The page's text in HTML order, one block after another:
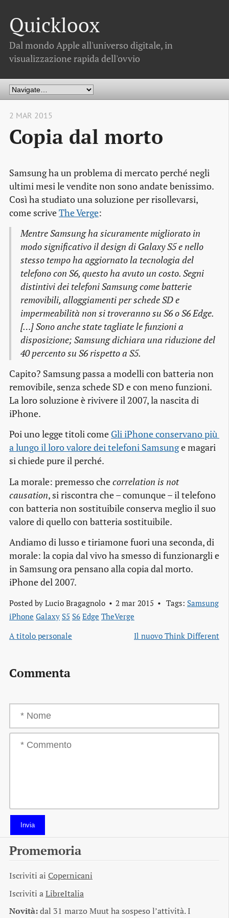
Quickloox
Dal mondo Apple all'universo digitale, in
visualizzazione rapida dell'ovvio
2 MAR 2015
Copia dal morto
Samsung ha un problema di mercato perché negli
ultimi mesi le vendite non sono andate benissimo.
Così ha studiato una soluzione per risollevarsi,
come scriveThe Verge:
Mentre Samsung ha sicuramente migliorato in
modo significativo ildesign di Galaxy S5 e nello
stesso tempo ha aggiornato la tecnologia del
telefono con S6, questo ha avuto un costo. Segni
distintivi dei telefoni Samsung come batterie
removibili, alloggiamenti per schede SD e
impermeabilità non si troveranno su S6 o S6 Edge.
[…] Sono anche state tagliate le funzioni a
disposizione; Samsung dichiara una riduzione del
40 percento su S6 rispetto a S5.
Capito? Samsung passa a modelli con batteria non
removibile, senza schede SD e con meno funzioni.
La loro soluzione è rivivere il 2007, la nascita di
iPhone.
Poi uno legge titoli come Gli iPhone conservano più
a lungo il loro valore dei telefoni Samsunge magari
si chiede pure il perché.
La morale: premesso checorrelation is not
causation, si riscontra che – comunque – il telefono
con batteria non sostituibile conserva meglio il suo
valore di quello con batteria sostituibile.
Andiamo di lusso e tiriamone fuori una seconda, di
morale: la copia dal vivo ha smesso di funzionargli e
in Samsung ora pensano alla copia dal morto.
iPhone del 2007.
Posted by Lucio Bragagnolo 2 mar 2015 Tags: Samsung
iPhone Galaxy S5 S6 Edge TheVerge
A titolo personale
Il nuovo Think Different
Commenta
Invia
Promemoria
Iscriviti ai Copernicani
Iscriviti aLibreItalia
Novità:dal 31 marzo Muut ha sospeso l’attività. I